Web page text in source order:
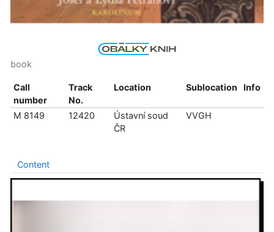
book
Call
number
Track
No.
Location Sublocation Info
M 8149 12420
Ústavní soud
ČR
VVGH
Content